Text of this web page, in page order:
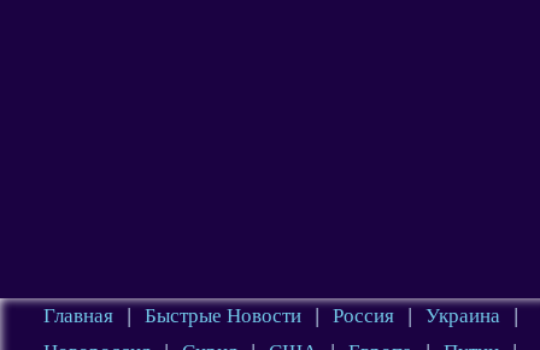
Главная | Быстрые Новости | Россия | Украина
|